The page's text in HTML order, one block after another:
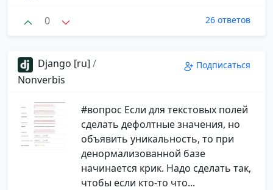
0 26 ответов
Django [ru] /
Nonverbis
Подписаться
#вопрос Если для текстовых полей
сделать дефолтные значения, но
объявить уникальность, то при
денормализованной базе
начинается крик. Надо сделать так,
чтобы если кто-то что...